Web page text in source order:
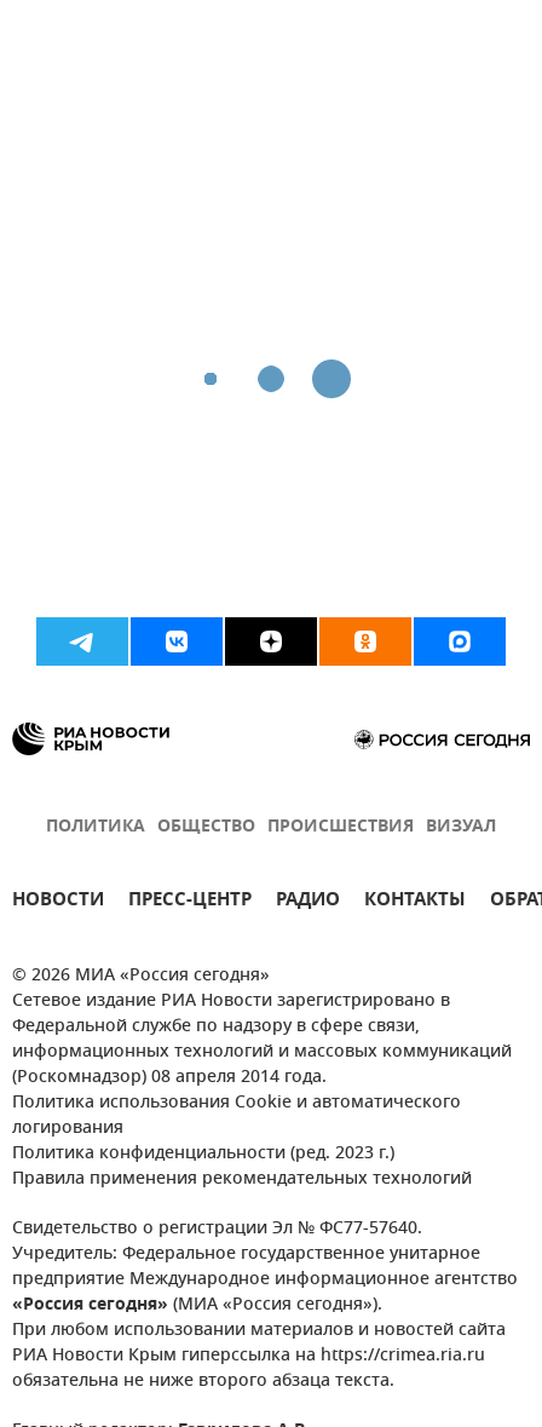
ПОЛИТИКА ОБЩЕСТВО ПРОИСШЕСТВИЯ ВИЗУАЛ
НОВОСТИ ПРЕСС-ЦЕНТР РАДИО КОНТАКТЫ
© 2026 МИА «Россия сегодня»
Сетевое издание РИА Новости зарегистрировано в
Федеральной службе по надзору в сфере связи,
информационных технологий и массовых коммуникаций
(Роскомнадзор) 08 апреля 2014 года.
Политика использования Cookie и автоматического
логирования
Политика конфиденциальности (ред. 2023 г.)
Правила применения рекомендательных технологий
Свидетельство о регистрации Эл № ФС77-57640.
Учредитель: Федеральное государственное унитарное
предприятие Международное информационное агентство
«Россия сегодня» (МИА «Россия сегодня»).
При любом использовании материалов и новостей сайта
РИА Новости Крым гиперссылка на https://crimea.ria.ru
обязательна не ниже второго абзаца текста.